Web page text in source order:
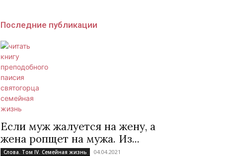
Последние публикации
Если муж жалуется на жену, а
жена ропщет на мужа. Из...
Слова. Том IV. Семейная жизнь 04.04.2021